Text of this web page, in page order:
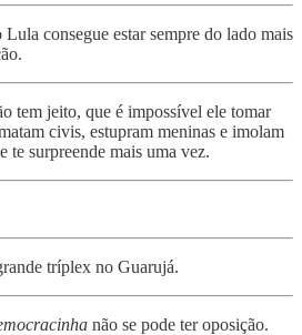
consegue estar sempre do lado mais
tem jeito, que é impossível ele tomar
civis, estupram meninas e imolam
te surpreende mais uma vez.
tríplex no Guarujá.
não se pode ter oposição.